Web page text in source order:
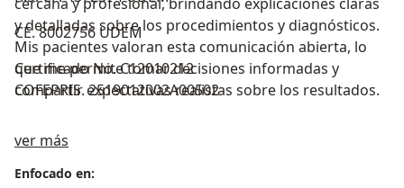
cercana y profesional, brindando explicaciones claras
y detalladas sobre los procedimientos y diagnósticos.
Mis pacientes valoran esta comunicación abierta, lo
que me permite tomar decisiones informadas y
compartir expectativas realistas sobre los resultados.
CE. 8002756 UDEM
Certificado No. C12010212
COFEPRIS. 2519012002A00502
ver más
Enfocado en: